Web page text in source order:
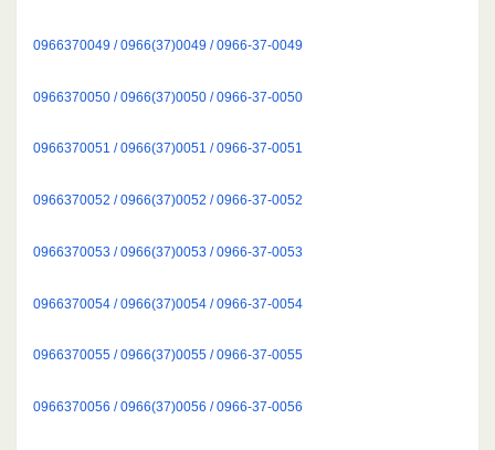
0966370049 / 0966(37)0049 / 0966-37-0049
0966370050 / 0966(37)0050 / 0966-37-0050
0966370051 / 0966(37)0051 / 0966-37-0051
0966370052 / 0966(37)0052 / 0966-37-0052
0966370053 / 0966(37)0053 / 0966-37-0053
0966370054 / 0966(37)0054 / 0966-37-0054
0966370055 / 0966(37)0055 / 0966-37-0055
0966370056 / 0966(37)0056 / 0966-37-0056